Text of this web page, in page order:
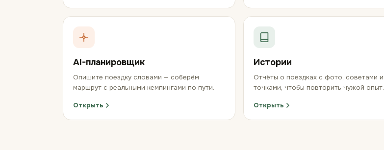
AI-планировщик
Опишите поездку словами — соберём
маршрут с реальными кемпингами по пути.
Открыть
Истории
Отчёты о поездках с фото, советами и
точками, чтобы повторить чужой опыт.
Открыть